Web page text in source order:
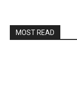
MOST READ